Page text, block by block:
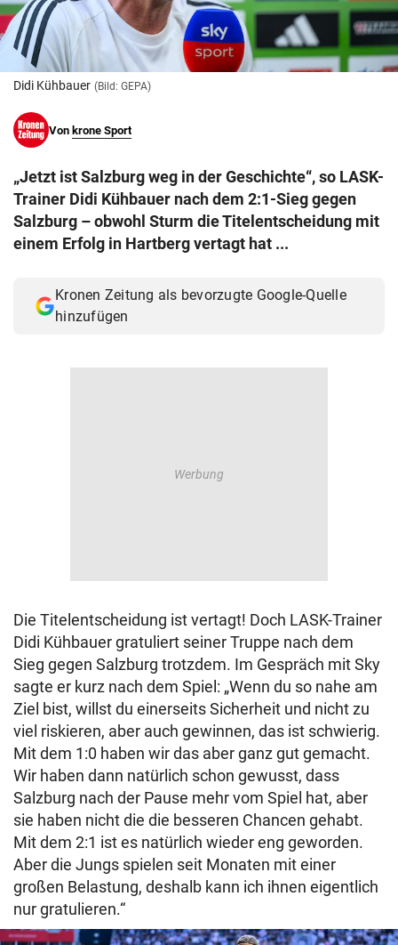
© Krone Multimedia GmbH & Co KG 2026
Muthgasse 2, 1190 Wien
Didi Kühbauer (Bild: GEPA)
Von krone Sport
„Jetzt ist Salzburg weg in der Geschichte“, so LASK-
Trainer Didi Kühbauer nach dem 2:1-Sieg gegen
Salzburg – obwohl Sturm die Titelentscheidung mit
einem Erfolg in Hartberg vertagt hat ...
Kronen Zeitung als bevorzugte Google-Quelle
hinzufügen
Die Titelentscheidung ist vertagt! Doch LASK-Trainer
Didi Kühbauer gratuliert seiner Truppe nach dem
Sieg gegen Salzburg trotzdem. Im Gespräch mit Sky
sagte er kurz nach dem Spiel: „Wenn du so nahe am
Ziel bist, willst du einerseits Sicherheit und nicht zu
viel riskieren, aber auch gewinnen, das ist schwierig.
Mit dem 1:0 haben wir das aber ganz gut gemacht.
Wir haben dann natürlich schon gewusst, dass
Salzburg nach der Pause mehr vom Spiel hat, aber
sie haben nicht die die besseren Chancen gehabt.
Mit dem 2:1 ist es natürlich wieder eng geworden.
Aber die Jungs spielen seit Monaten mit einer
großen Belastung, deshalb kann ich ihnen eigentlich
nur gratulieren.“